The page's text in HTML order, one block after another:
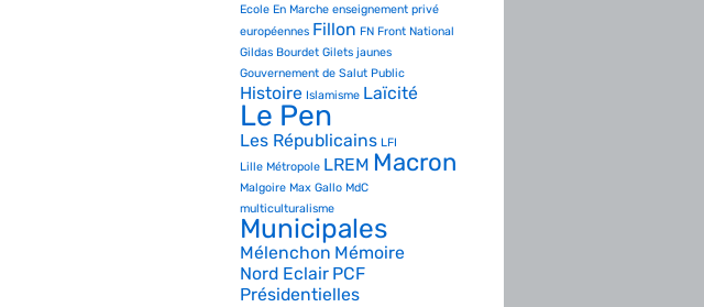
Ecole En Marche enseignement privé
européennes Fillon FN Front National
Gildas Bourdet Gilets jaunes
Gouvernement de Salut Public
Histoire Islamisme Laïcité
Le Pen
Les Républicains LFI
Lille Métropole LREM Macron
Malgoire Max Gallo MdC
multiculturalisme
Municipales
Mélenchon Mémoire
Nord Eclair PCF
Présidentielles